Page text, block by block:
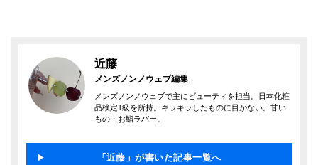
近藤
メンズノンノウェブ編集
メンズノンノウェブで主にビューティを担当。日本化粧
品検定1級を所持。キラキラしたものに目がない。甘い
もの・お鮨ラバー。
「近藤」が書いた記事一覧へ